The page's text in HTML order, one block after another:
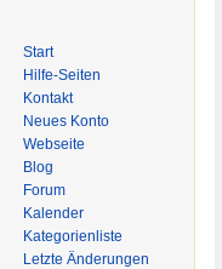
Start
Hilfe-Seiten
Kontakt
Neues Konto
Webseite
Blog
Forum
Kalender
Kategorienliste
Letzte Änderungen